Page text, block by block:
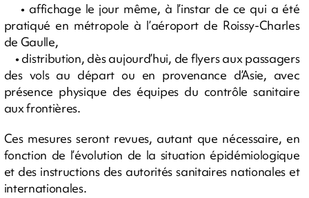
• affichage le jour même, à l’instar de ce qui a été
pratiqué en métropole à l’aéroport de Roissy-Charles
de Gaulle,
• distribution, dès aujourd’hui, de flyers aux passagers
des vols au départ ou en provenance d’Asie, avec
présence physique des équipes du contrôle sanitaire
aux frontières.
Ces mesures seront revues, autant que nécessaire, en
fonction de l’évolution de la situation épidémiologique
et des instructions des autorités sanitaires nationales et
internationales.